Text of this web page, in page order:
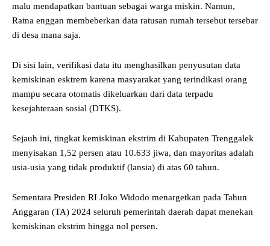
malu mendapatkan bantuan sebagai warga miskin. Namun,
Ratna enggan membeberkan data ratusan rumah tersebut tersebar
di desa mana saja.
Di sisi lain, verifikasi data itu menghasilkan penyusutan data
kemiskinan esktrem karena masyarakat yang terindikasi orang
mampu secara otomatis dikeluarkan dari data terpadu
kesejahteraan sosial (DTKS).
Sejauh ini, tingkat kemiskinan ekstrim di Kabupaten Trenggalek
menyisakan 1,52 persen atau 10.633 jiwa, dan mayoritas adalah
usia-usia yang tidak produktif (lansia) di atas 60 tahun.
Sementara Presiden RI Joko Widodo menargetkan pada Tahun
Anggaran (TA) 2024 seluruh pemerintah daerah dapat menekan
kemiskinan ekstrim hingga nol persen.